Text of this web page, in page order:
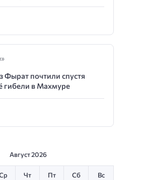
Фырат почтили спустя
гибели в Махмуре
Август 2026
Чт Пт Сб Вс